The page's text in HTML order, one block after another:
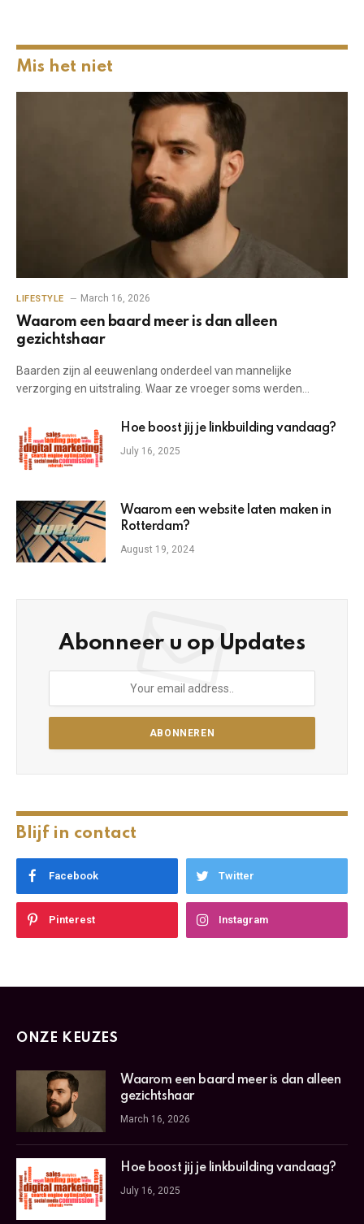
Mis het niet
LIFESTYLE March 16, 2026
Waarom een baard meer is dan alleen
gezichtshaar
Baarden zijn al eeuwenlang onderdeel van mannelijke
verzorging en uitstraling. Waar ze vroeger soms werden…
Hoe boost jij je linkbuilding vandaag?
July 16, 2025
Waarom een website laten maken in
Rotterdam?
August 19, 2024
Abonneer u op Updates
Blijf in contact
Facebook Twitter
Pinterest Instagram
ONZE KEUZES
Waarom een baard meer is dan alleen
gezichtshaar
March 16, 2026
Hoe boost jij je linkbuilding vandaag?
July 16, 2025